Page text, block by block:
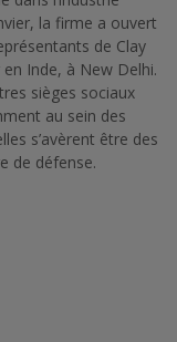
la firme a ouvert
de Clay
Inde, à New Delhi.
sièges sociaux
au sein des
s’avèrent être des
de défense.